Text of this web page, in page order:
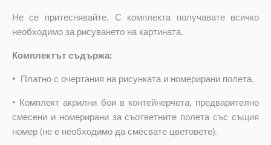
Не се притеснявайте. С комплекта получавате всичко
необходимо за рисуването на картината.
Комплектът съдържа:
• Платно с очертания на рисунката и номерирани полета.
• Комплект акрилни бои в контейнерчета, предварително
смесени и номерирани за съответните полета със същия
номер (не е необходимо да смесвате цветовете).